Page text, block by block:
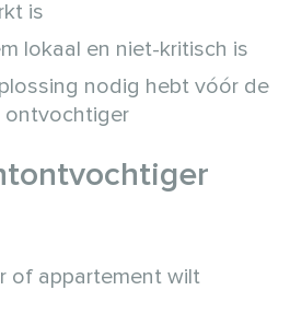
is
lokaal en niet-kritisch is
nodig hebt vóór de
ontvochtiger
of appartement wilt